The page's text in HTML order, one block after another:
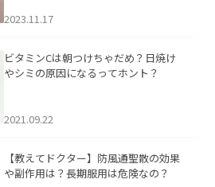
2023.11.17
ビタミンCは朝つけちゃだめ？日焼け
やシミの原因になるってホント？
2021.09.22
【教えてドクター】防風通聖散の効果
や副作用は？長期服用は危険なの？